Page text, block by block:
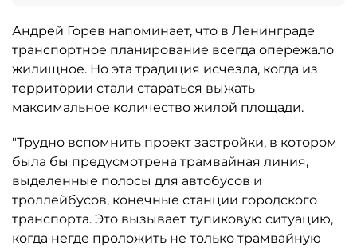
Андрей Горев напоминает, что в Ленинграде
транспортное планирование всегда опережало
жилищное. Но эта традиция исчезла, когда из
территории стали стараться выжать
максимальное количество жилой площади.
"Трудно вспомнить проект застройки, в котором
была бы предусмотрена трамвайная линия,
выделенные полосы для автобусов и
троллейбусов, конечные станции городского
транспорта. Это вызывает тупиковую ситуацию,
когда негде проложить не только трамвайную